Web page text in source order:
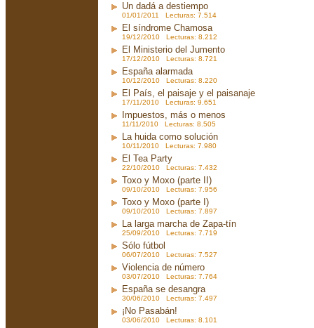
Un dadá a destiempo
01/01/2011 Lecturas: 7.514
El síndrome Chamosa
19/12/2010 Lecturas: 8.212
El Ministerio del Jumento
17/12/2010 Lecturas: 8.721
España alarmada
10/12/2010 Lecturas: 8.220
El País, el paisaje y el paisanaje
17/11/2010 Lecturas: 9.651
Impuestos, más o menos
11/11/2010 Lecturas: 8.505
La huida como solución
10/11/2010 Lecturas: 7.980
El Tea Party
22/10/2010 Lecturas: 7.432
Toxo y Moxo (parte II)
09/10/2010 Lecturas: 7.956
Toxo y Moxo (parte I)
09/10/2010 Lecturas: 7.897
La larga marcha de Zapa-tín
25/09/2010 Lecturas: 7.719
Sólo fútbol
06/07/2010 Lecturas: 7.527
Violencia de número
03/07/2010 Lecturas: 7.764
España se desangra
30/06/2010 Lecturas: 7.497
¡No Pasabán!
03/06/2010 Lecturas: 8.101